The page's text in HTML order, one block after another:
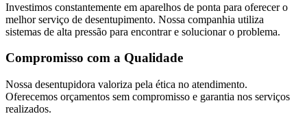
Investimos constantemente em aparelhos de ponta para oferecer o
melhor serviço de desentupimento. Nossa companhia utiliza
sistemas de alta pressão para encontrar e solucionar o problema.
Compromisso com a Qualidade
Nossa desentupidora valoriza pela ética no atendimento.
Oferecemos orçamentos sem compromisso e garantia nos serviços
realizados.